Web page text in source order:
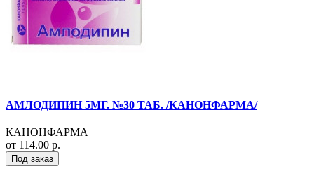
АМЛОДИПИН 5МГ. №30 ТАБ. /КАНОНФАРМА/
КАНОНФАРМА
от 114.00 р.
Под заказ